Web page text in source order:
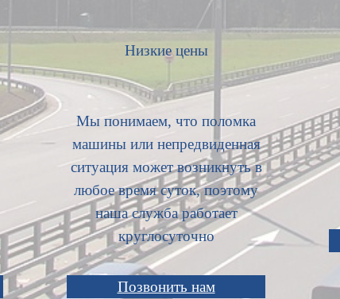
Низкие цены
Мы понимаем, что поломка
машины или непредвиденная
ситуация может возникнуть в
любое время суток, поэтому
наша служба работает
круглосуточно
Позвонить нам